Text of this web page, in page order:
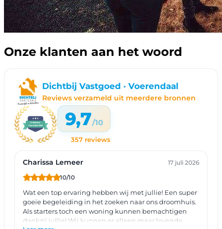
Onze klanten aan het woord